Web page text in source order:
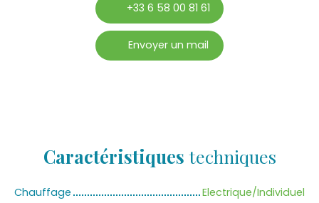
+33 6 58 00 81 61
Envoyer un mail
Caractéristiques techniques
Chauffage
Electrique/Individuel